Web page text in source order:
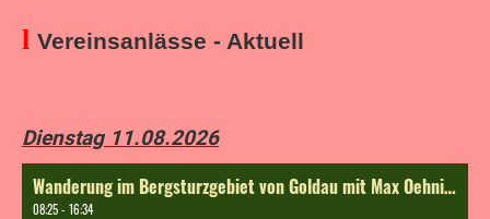
l Vereinsanlässe - Aktuell
Dienstag 11.08.2026
Wanderung im Bergsturzgebiet von Goldau mit Max Oehninger
08:25 - 16:34